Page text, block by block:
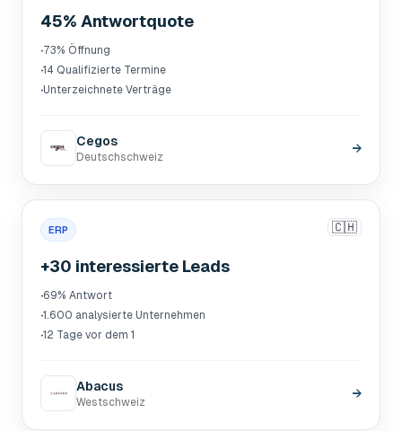
45% Antwortquote
·73% Öffnung
·14 Qualifizierte Termine
·Unterzeichnete Verträge
Cegos
Deutschschweiz
→
ERP 🇨🇭
+30 interessierte Leads
·69% Antwort
·1.600 analysierte Unternehmen
·12 Tage vor dem 1
Abacus
Westschweiz
→